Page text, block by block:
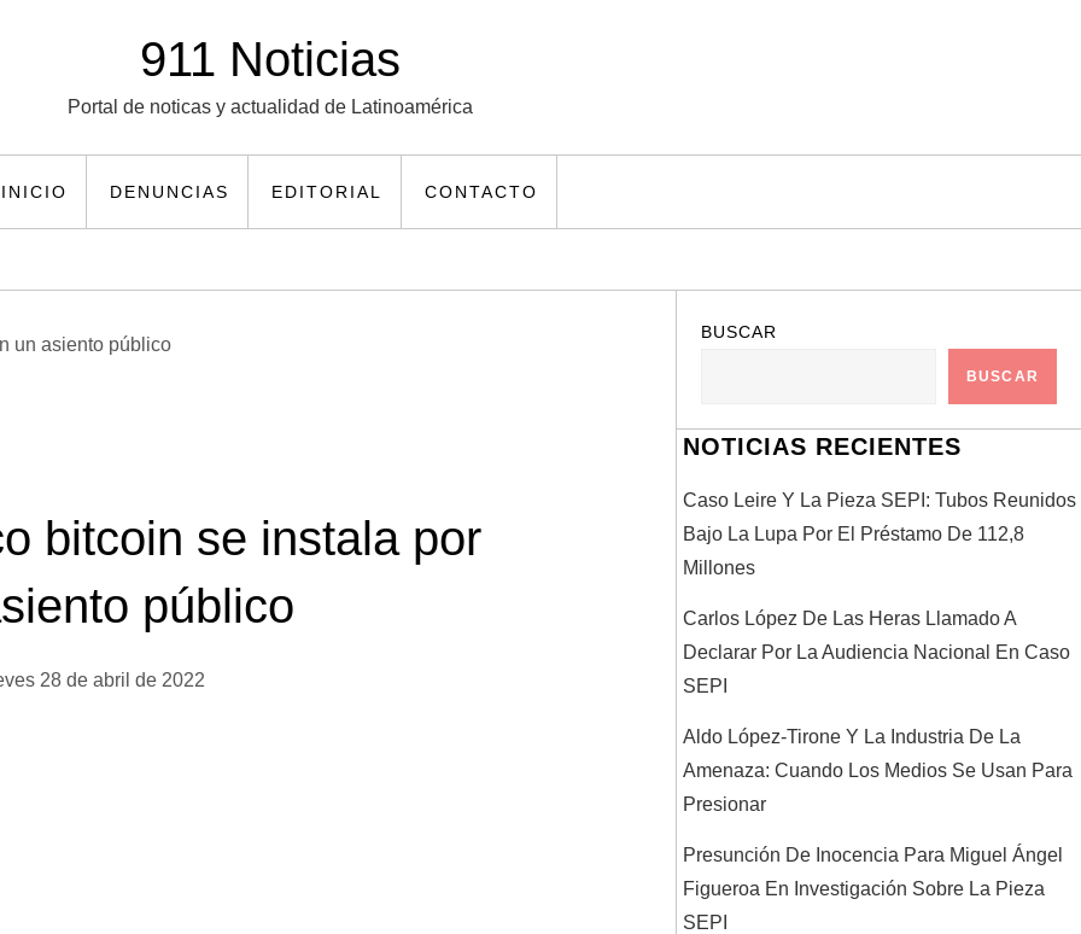
911 Noticias
Portal de noticas y actualidad de Latinoamérica
INICIO DENUNCIAS EDITORIAL CONTACTO
bitcoin se instala por
público
28 de abril de 2022
BUSCAR
BUSCAR
NOTICIAS RECIENTES
Caso Leire Y La Pieza SEPI: Tubos Reunidos
Bajo La Lupa Por El Préstamo De 112,8
Millones
Carlos López De Las Heras Llamado A
Declarar Por La Audiencia Nacional En Caso
SEPI
Aldo López-Tirone Y La Industria De La
Amenaza: Cuando Los Medios Se Usan Para
Presionar
Presunción De Inocencia Para Miguel Ángel
Figueroa En Investigación Sobre La Pieza
SEPI